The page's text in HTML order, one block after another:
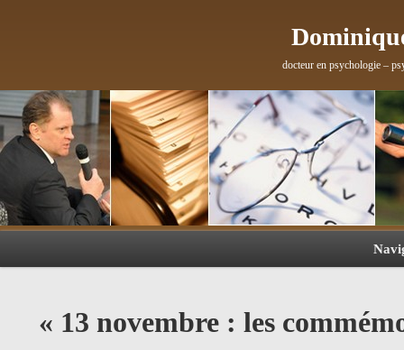
docteur en psychologie –
« 13 novembre : les